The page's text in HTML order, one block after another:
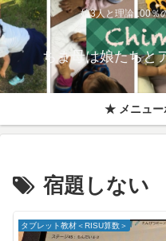
娘3人と理論100％
ちま母は娘たちと
★ メニュー
宿題しない
タブレット教材＜RISU算数＞